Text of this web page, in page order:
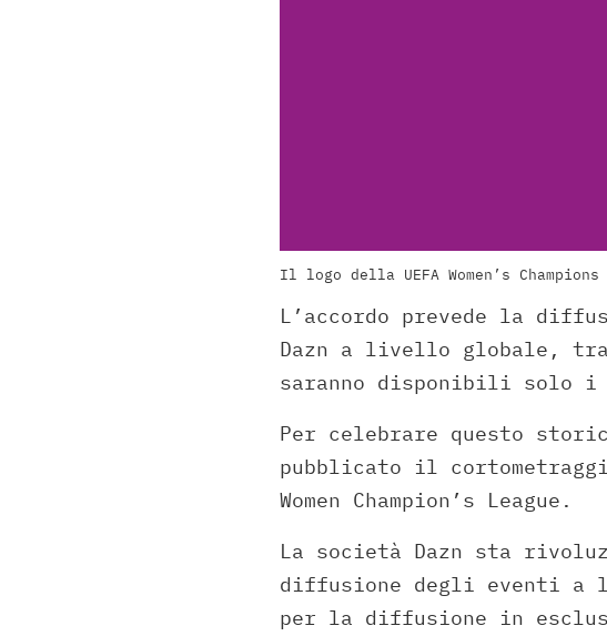
Il logo della UEFA Women’s Champions
L’accordo prevede la
Dazn a livello globale,
saranno disponibili
Per celebrare questo
pubblicato il
Women Champion’s League.
La società Dazn sta
diffusione degli eventi a
per la diffusione in